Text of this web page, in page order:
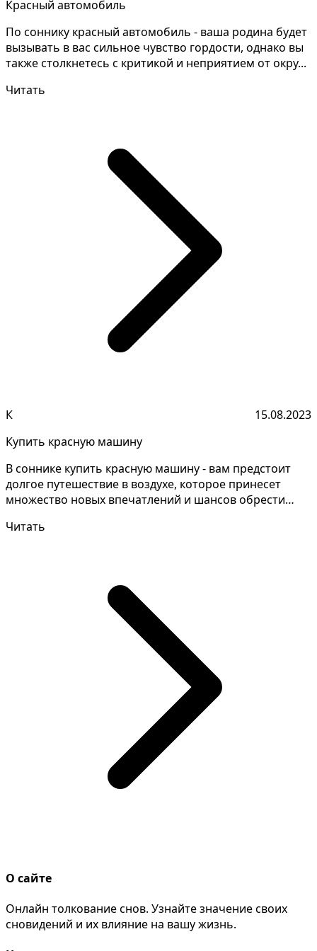
Красный автомобиль
По соннику красный автомобиль - ваша родина будет
вызывать в вас сильное чувство гордости, однако вы
также столкнетесь с критикой и неприятием от окру...
Читать
К
15.08.2023
Купить красную машину
В соннике купить красную машину - вам предстоит
долгое путешествие в воздухе, которое принесет
множество новых впечатлений и шансов обрести
Читать
О сайте
Онлайн толкование снов. Узнайте значение своих
сновидений и их влияние на вашу жизнь.